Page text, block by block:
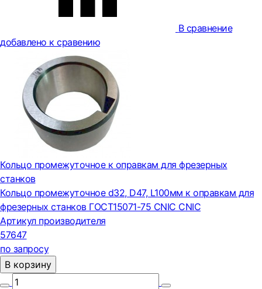
В сравнение
добавлено к сравению
Кольцо промежуточное к оправкам для фрезерных
станков
Кольцо промежуточное d32, D47, L100мм к оправкам для
фрезерных станков ГОСТ15071-75 CNIC CNIC
Артикул производителя
57647
по запросу
В корзину